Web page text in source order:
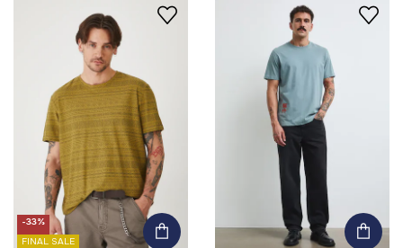
-33%
FINAL SALE